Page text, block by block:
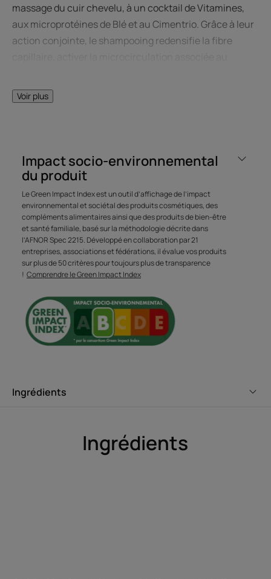
massage du cuir chevelu, à un cocktail de Vitamines,
aux microprotéines de Blé et au Cimentrio. Grâce à leur
action conjointe, le shampooing redensifie la fibre
profondeur. Sa texture iconique aux Biosphères d'huile
essentielle d'Orange nettoie en douceur et enveloppe la
coiffer, les cheveux retrouvent brillance et densité des
racines jusqu'aux pointes.
LE MOT DE L’EXPERT
Des biosphères iconiques à
l'huile essentielle d'orange pour
revitaliser le cuir chevelu.
revitalise et renforce la fibre capillaire pour insuffler une
nouvelle jeunesse aux cheveux affinés et fatigués.
Voir plus
Impact socio-environnemental
du produit
Le Green Impact Index est un outil d’affichage de l’impact
environnemental et sociétal des produits cosmétiques, des
compléments alimentaires ainsi que des produits de bien-être
et santé familiale, basé sur la méthodologie décrite dans
l’AFNOR Spec 2215. Développé en collaboration par 21
entreprises, associations et fédérations, il évalue vos produits
sur plus de 50 critères pour toujours plus de transparence
! Comprendre le Green Impact Index
Ingrédients
Ingrédients